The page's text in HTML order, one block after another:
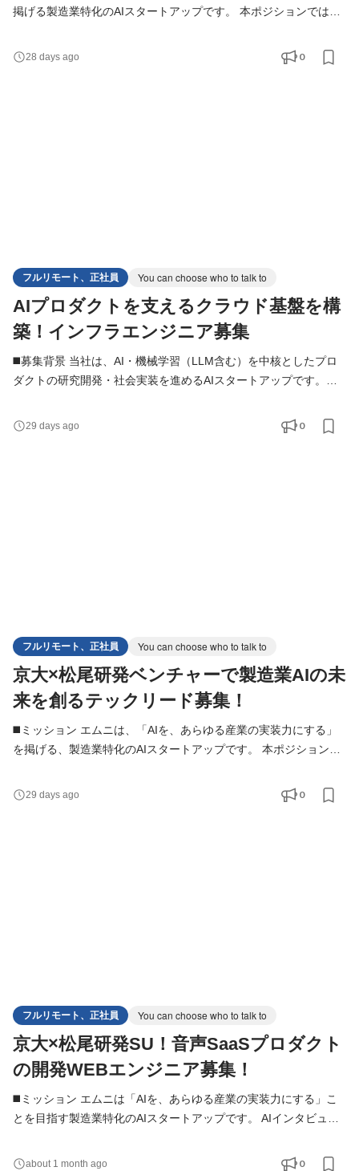
掲げる製造業特化のAIスタートアップです。 本ポジションでは、
造業を中心としたクライアントの業務課題を解決するAIシステム
の設計・開発・実装を担っていただきます。 PoCで終わらせるの
28 days ago 0
フルリモート、正社員 You can choose who to talk to
AIプロダクトを支えるクラウド基盤を構
築！インフラエンジニア募集
◼️募集背景 当社は、AI・機械学習（LLM含む）を中核としたプロ
ダクトの研究開発・社会実装を進めるAIスタートアップです。
頼性システムの運用が本格化する中で、 AIプロダクトを安定的か
つスケーラブルに支えるインフラ基盤の強化が急務となっていま
29 days ago 0
フルリモート、正社員 You can choose who to talk to
京大×松尾研発ベンチャーで製造業AIの未
来を創るテックリード募集！
◼️ミッション エムニは、「AIを、あらゆる産業の実装力にする」
を掲げる、製造業特化のAIスタートアップです。 本ポジションで
メンバーと連携しながら、AI機能を搭載したWebアプリケーショ
ンの設計・開発をリードしていただきます。 実装だけでなく、技
29 days ago 0
フルリモート、正社員 You can choose who to talk to
京大×松尾研発SU！音声SaaSプロダクト
の開発WEBエンジニア募集！
◼️ミッション エムニは「AIを、あらゆる産業の実装力にする」こ
とを目指す製造業特化のAIスタートアップです。 AIインタビュア
るプロダクトです。 LLM・音声認識・対話AIを活用した機能を中
about 1 month ago 0